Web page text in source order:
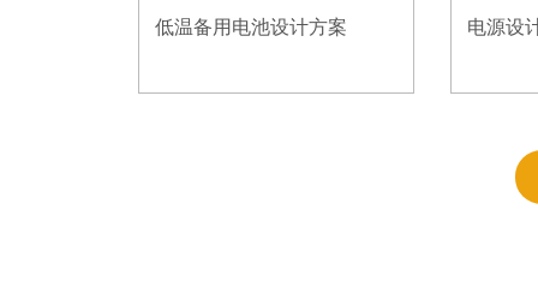
低温备用电池设计方案
电源设